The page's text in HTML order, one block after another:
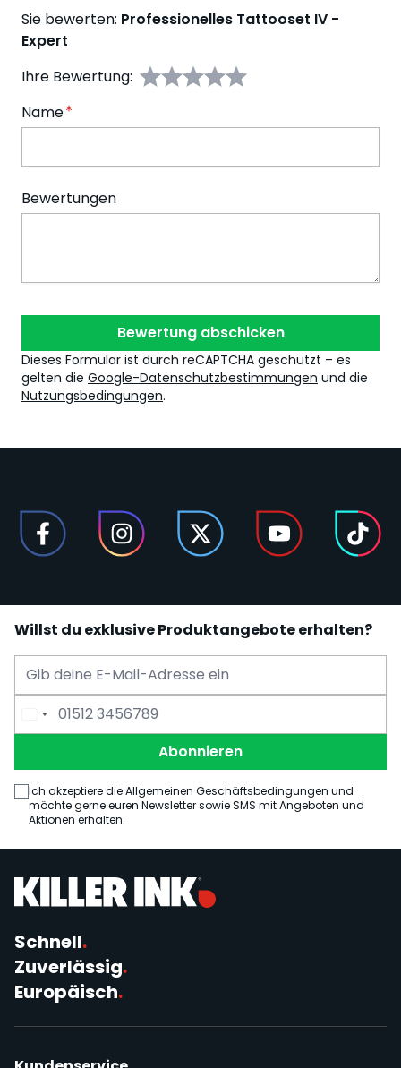
Sie bewerten: Professionelles Tattooset IV -
Expert
Ihre Bewertung:
Name
Bewertungen
Bewertung abschicken
Dieses Formular ist durch reCAPTCHA geschützt – es
gelten die Google-Datenschutzbestimmungen und die
Nutzungsbedingungen.
Willst du exklusive Produktangebote erhalten?
E-Mail Adresse
Telefonnummer
Abonnieren
Ich akzeptiere die Allgemeinen Geschäftsbedingungen und
möchte gerne euren Newsletter sowie SMS mit Angeboten und
Aktionen erhalten.
Schnell.
Zuverlässig.
Europäisch.